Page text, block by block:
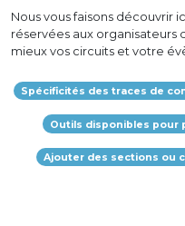
Nous vous faisons découvrir
réservées aux organisateurs
mieux vos circuits et votre
Spécificités des traces de
Outils disponibles pour
Ajouter des sections ou